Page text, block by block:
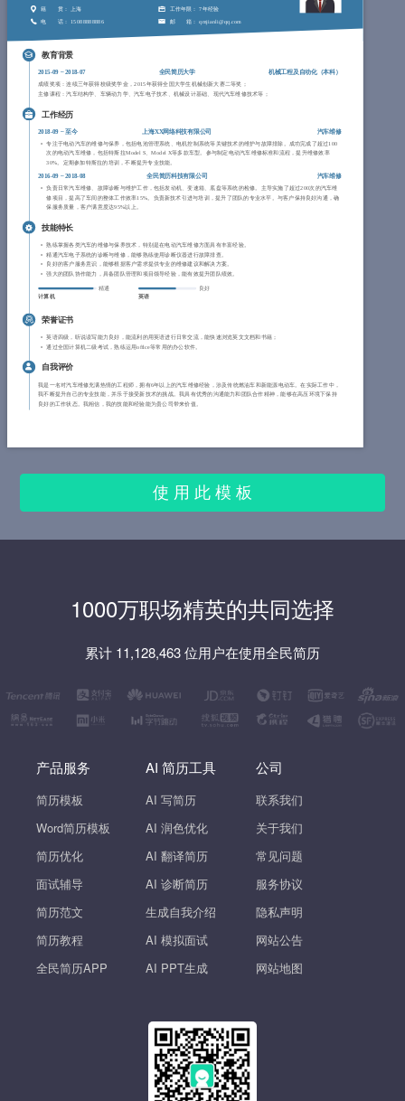
籍 贯 ： 上海 工作年限 ： 7年经验
电 话 ： 15088888886 邮 箱 ： qmjianli@qq.com
教育背景
2015-09 ~2018-07 全民简历大学 机械工程及自动化（本科）
成绩奖项：连续三年获得校级奖学金，2015年获得全国大学生机械创新大赛二等奖；
主修课程：汽车结构学、车辆动力学、汽车电子技术、机械设计基础、现代汽车维修技术等；
工作经历
2018-09 ~至今 上海XX网络科技有限公司 汽车维修
专注于电动汽车的维修与保养，包括电池管理系统、电机控制系统等关键技术的维护与故障排除。成功完成了超过100
次的电动汽车维修，包括特斯拉Model S、Model X等多款车型。参与制定电动汽车维修标准和流程，提升维修效率
30%。定期参加特斯拉的培训，不断提升专业技能。
2016-09 ~2018-08 全民简历科技有限公司 汽车维修
负责日常汽车维修、故障诊断与维护工作，包括发动机、变速箱、底盘等系统的检修。主导实施了超过200次的汽车维
修项目，提高了车间的整体工作效率15%。负责新技术引进与培训，提升了团队的专业水平。与客户保持良好沟通，确
保服务质量，客户满意度达95%以上。
技能特长
熟练掌握各类汽车的维修与保养技术，特别是在电动汽车维修方面具有丰富经验。
精通汽车电子系统的诊断与维修，能够熟练使用诊断仪器进行故障排查。
良好的客户服务意识，能够根据客户需求提供专业的维修建议和解决方案。
强大的团队协作能力，具备团队管理和项目领导经验，能有效提升团队绩效。
计算机
精通
英语
良好
荣誉证书
英语四级，听说读写能力良好，能流利的用英语进行日常交流，能快速浏览英文文档和书籍；
通过全国计算机二级考试，熟练运用office等常用的办公软件。
自我评价
我是一名对汽车维修充满热情的工程师，拥有6年以上的汽车维修经验，涉及传统燃油车和新能源电动车。在实际工作中，
我不断提升自己的专业技能，并乐于接受新技术的挑战。我具有优秀的沟通能力和团队合作精神，能够在高压环境下保持
良好的工作状态。我相信，我的技能和经验能为贵公司带来价值。
使 用 此 模 板
1000万职场精英的共同选择
累计 11,128,463 位用户在使用全民简历
产品服务
简历模板
Word简历模板
简历优化
面试辅导
简历范文
简历教程
全民简历APP
AI 简历工具
AI 写简历
AI 润色优化
AI 翻译简历
AI 诊断简历
生成自我介绍
AI 模拟面试
AI PPT生成
公司
联系我们
关于我们
常见问题
服务协议
隐私声明
网站公告
网站地图